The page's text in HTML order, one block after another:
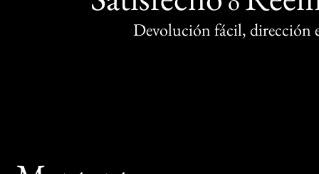
Devolución fácil, dirección